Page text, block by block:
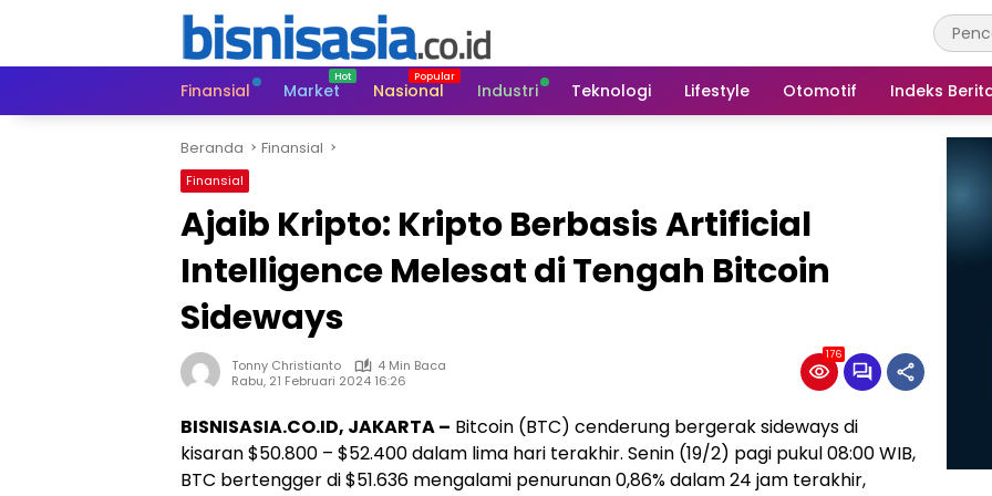
Finansial
Market Nasional Industri Teknologi Lifestyle Otomotif Indeks
Beranda Finansial
Finansial
Ajaib Kripto: Kripto Berbasis Artificial
Intelligence Melesat di Tengah Bitcoin
Sideways
Tonny Christianto
4 Min Baca
Rabu, 21 Februari 2024 16:26
176
BISNISASIA.CO.ID, JAKARTA – Bitcoin (BTC) cenderung bergerak sideways di
kisaran $50.800 – $52.400 dalam lima hari terakhir. Senin (19/2) pagi pukul 08:00 WIB,
BTC bertengger di $51.636 mengalami penurunan 0,86% dalam 24 jam terakhir,